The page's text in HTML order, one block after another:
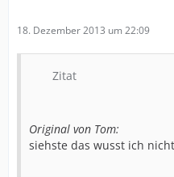
18. Dezember 2013 um 22:09
Zitat
Original von Tom:
siehste das wusst ich